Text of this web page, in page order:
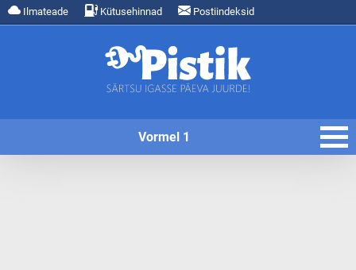
Ilmateade Kütusehinnad Postiindeksid
Vormel 1